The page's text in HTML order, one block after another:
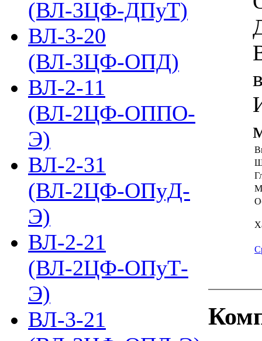
(ВЛ-3ЦФ-ДПуТ)
ВЛ-3-20
(ВЛ-3ЦФ-ОПД)
ВЛ-2-11
(ВЛ-2ЦФ-ОППО-
Э)
ВЛ-2-31
(ВЛ-2ЦФ-ОПуД-
Э)
ВЛ-2-21
(ВЛ-2ЦФ-ОПуТ-
Э)
ВЛ-3-21